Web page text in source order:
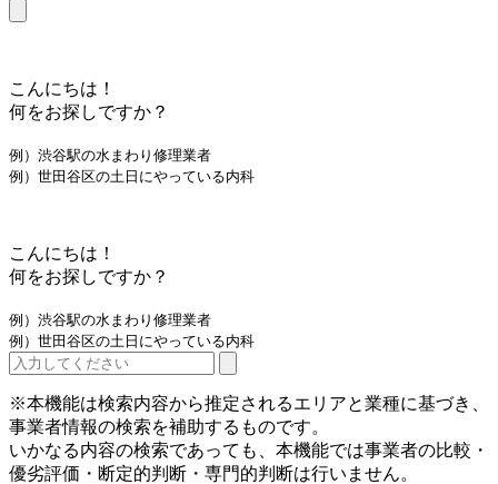
こんにちは！
何をお探しですか？
例）渋谷駅の水まわり修理業者
例）世田谷区の土日にやっている内科
こんにちは！
何をお探しですか？
例）渋谷駅の水まわり修理業者
例）世田谷区の土日にやっている内科
※本機能は検索内容から推定されるエリアと業種に基づき、
事業者情報の検索を補助するものです。
いかなる内容の検索であっても、本機能では事業者の比較・
優劣評価・断定的判断・専門的判断は行いません。